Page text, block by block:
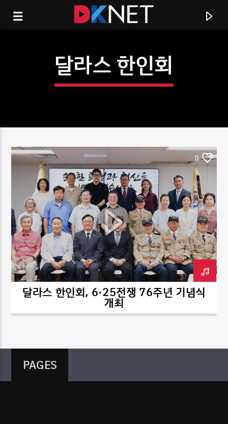
CURRENT TRACK
TITLE
ARTIST
DK NET Radio.co
달라스 한인회
0
달라스 한인회, 6·25전쟁 76주년 기념식
개최
PAGES